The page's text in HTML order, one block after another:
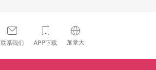
联系我们 APP下载 加拿大
🇺🇸